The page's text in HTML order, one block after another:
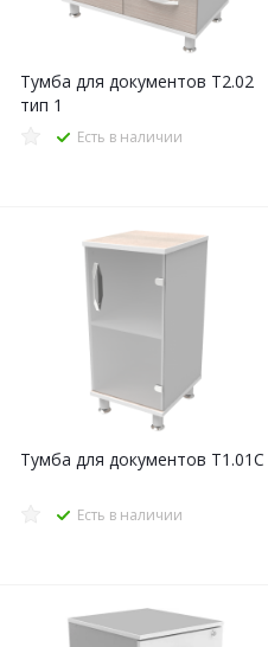
Тумба для документов Т2.02
тип 1
Есть в наличии
Тумба для документов Т1.01C
Есть в наличии